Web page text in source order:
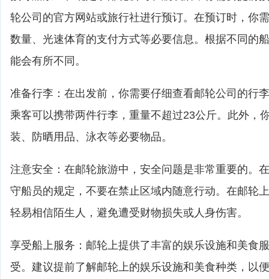
轮公司的官方网站或旅行社进行预订。在预订时，你
数量、光速体育的支付方式等必要信息。根据不同的
能会有所不同。
准备行李：在出发前，你需要仔细查看邮轮公司的行
乘客可以携带两件行李，重量不超过23公斤。此外，
装、防晒用品、泳衣等必要物品。
注意安全：在邮轮旅游中，安全问题是非常重要的。
守船员的规定，不要在禁止区域内随意行动。在邮轮
轻易相信陌生人，避免遭受财物损失或人身伤害。
享受船上服务：邮轮上提供了丰富的娱乐设施和美食
受。建议提前了解邮轮上的娱乐设施和美食种类，以